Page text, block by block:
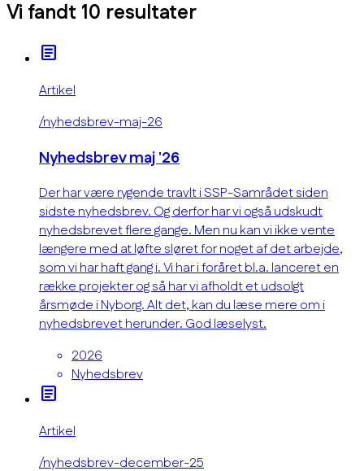
Vi fandt 10 resultater
article
Artikel
/nyhedsbrev-maj-26
Nyhedsbrev maj '26
Der har være rygende travlt i SSP-Samrådet siden
sidste nyhedsbrev. Og derfor har vi også udskudt
nyhedsbrevet flere gange. Men nu kan vi ikke vente
længere med at løfte sløret for noget af det arbejde,
som vi har haft gang i. Vi har i foråret bl.a. lanceret en
række projekter og så har vi afholdt et udsolgt
årsmøde i Nyborg. Alt det, kan du læse mere om i
nyhedsbrevet herunder. God læselyst.
2026
Nyhedsbrev
article
Artikel
/nyhedsbrev-december-25